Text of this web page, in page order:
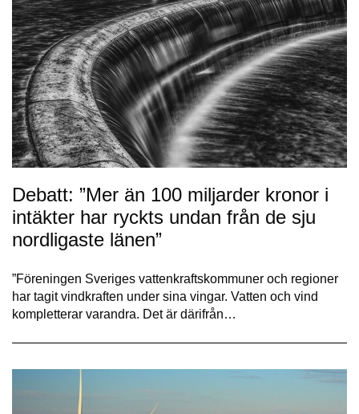
Debatt: ”Mer än 100 miljarder kronor i
intäkter har ryckts undan från de sju
nordligaste länen”
”Föreningen Sveriges vattenkraftskommuner och regioner
har tagit vindkraften under sina vingar. Vatten och vind
kompletterar varandra. Det är därifrån…